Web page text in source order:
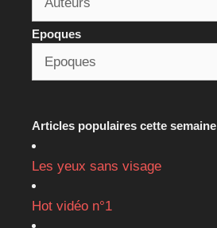
Epoques
Articles populaires cette semaine
Les yeux sans visage
Hot vidéo n°1